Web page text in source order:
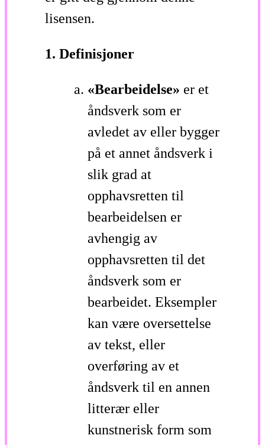
lisensen.
1. Definisjoner
«Bearbeidelse» er et
åndsverk som er
avledet av eller bygger
på et annet åndsverk i
slik grad at
opphavsretten til
bearbeidelsen er
avhengig av
opphavsretten til det
åndsverk som er
bearbeidet. Eksempler
kan være oversettelse
av tekst, eller
overføring av et
åndsverk til en annen
litterær eller
kunstnerisk form som